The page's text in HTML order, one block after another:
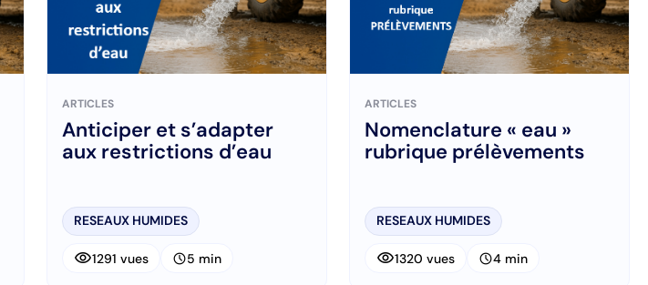
ARTICLES
Anticiper et s’adapter
aux restrictions d’eau
RESEAUX HUMIDES
visibility1291 vues schedule5 min
ARTICLES
Nomenclature « eau »
rubrique prélèvements
RESEAUX HUMIDES
visibility1320 vues schedule4 min